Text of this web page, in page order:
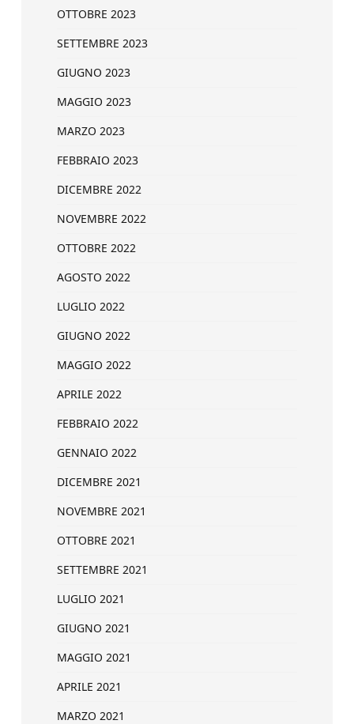
OTTOBRE 2023
SETTEMBRE 2023
GIUGNO 2023
MAGGIO 2023
MARZO 2023
FEBBRAIO 2023
DICEMBRE 2022
NOVEMBRE 2022
OTTOBRE 2022
AGOSTO 2022
LUGLIO 2022
GIUGNO 2022
MAGGIO 2022
APRILE 2022
FEBBRAIO 2022
GENNAIO 2022
DICEMBRE 2021
NOVEMBRE 2021
OTTOBRE 2021
SETTEMBRE 2021
LUGLIO 2021
GIUGNO 2021
MAGGIO 2021
APRILE 2021
MARZO 2021